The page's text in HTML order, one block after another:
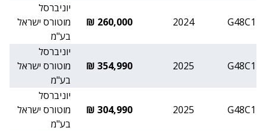
G48C1
2024
260,000 ₪
יוניברסל
מוטורס ישראל
בע"מ
G48C1
2025
354,990 ₪
יוניברסל
מוטורס ישראל
בע"מ
G48C1
2025
304,990 ₪
יוניברסל
מוטורס ישראל
בע"מ